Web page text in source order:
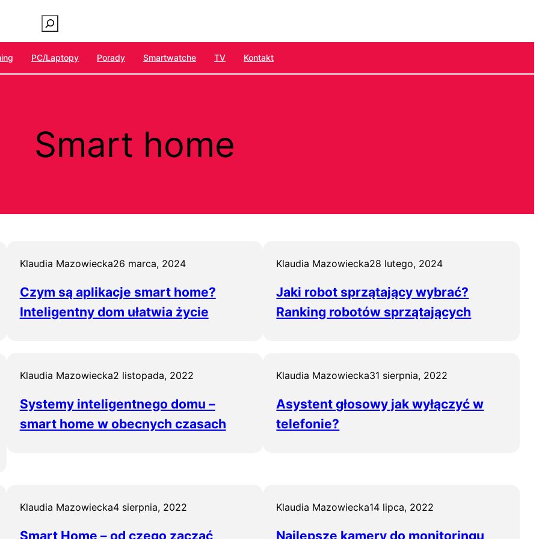
PC/laptopy Porady Smartwatche TV Kontakt
Smart home
Klaudia Mazowiecka26 marca, 2024
Czym są aplikacje smart home?
Inteligentny dom ułatwia życie
Klaudia Mazowiecka28 lutego, 2024
Jaki robot sprzątający wybrać?
Ranking robotów sprzątających
Klaudia Mazowiecka2 listopada, 2022
Systemy inteligentnego domu –
smart home w obecnych czasach
Klaudia Mazowiecka31 sierpnia, 2022
Asystent głosowy jak wyłączyć w
telefonie?
Klaudia Mazowiecka4 sierpnia, 2022
Smart Home – od czego zacząć
Klaudia Mazowiecka14 lipca, 2022
Najlepsze kamery do monitoringu